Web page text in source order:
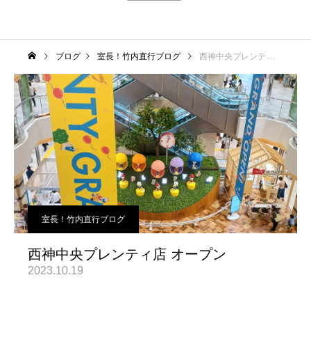
ブログ 室長！竹内直行ブログ 西神中央プレンティ店 オープン
室長！竹内直行ブログ
西神中央プレンティ店 オープン
2023.10.19